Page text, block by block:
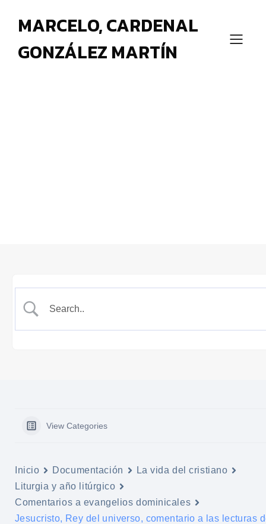
MARCELO, CARDENAL
GONZÁLEZ MARTÍN
View Categories
Inicio Documentación
La vida del cristiano
Liturgia y año litúrgico
Comentarios a evangelios dominicales
Jesucristo, Rey del universo, comentario a las lecturas